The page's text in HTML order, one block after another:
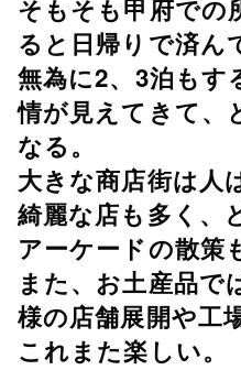
そもそも甲府での
ると日帰りで済ん
無為に2、3泊もす
情が見えてきて、
なる。
大きな商店街は人
綺麗な店も多く、
アーケードの散策
また、お土産品で
様の店舗展開や工
これまた楽しい。